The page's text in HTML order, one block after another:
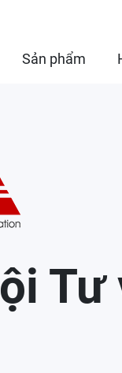
Sản phẩm
Tư